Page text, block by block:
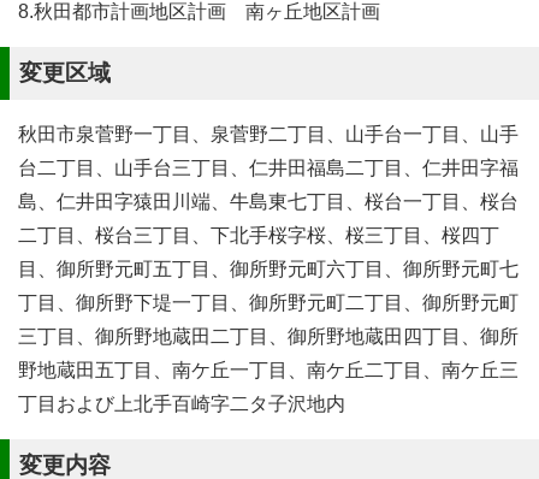
8.秋田都市計画地区計画 南ヶ丘地区計画
変更区域
秋田市泉菅野一丁目、泉菅野二丁目、山手台一丁目、山手
台二丁目、山手台三丁目、仁井田福島二丁目、仁井田字福
島、仁井田字猿田川端、牛島東七丁目、桜台一丁目、桜台
二丁目、桜台三丁目、下北手桜字桜、桜三丁目、桜四丁
目、御所野元町五丁目、御所野元町六丁目、御所野元町七
丁目、御所野下堤一丁目、御所野元町二丁目、御所野元町
三丁目、御所野地蔵田二丁目、御所野地蔵田四丁目、御所
野地蔵田五丁目、南ケ丘一丁目、南ケ丘二丁目、南ケ丘三
丁目および上北手百崎字二タ子沢地内
変更内容